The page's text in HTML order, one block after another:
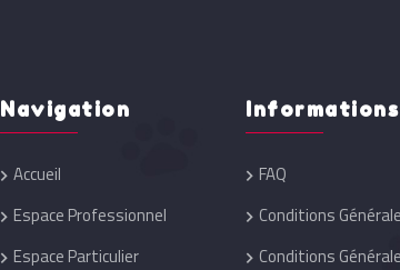
Navigation
Accueil
Espace Professionnel
Espace Particulier
Informations
FAQ
Conditions
Conditions